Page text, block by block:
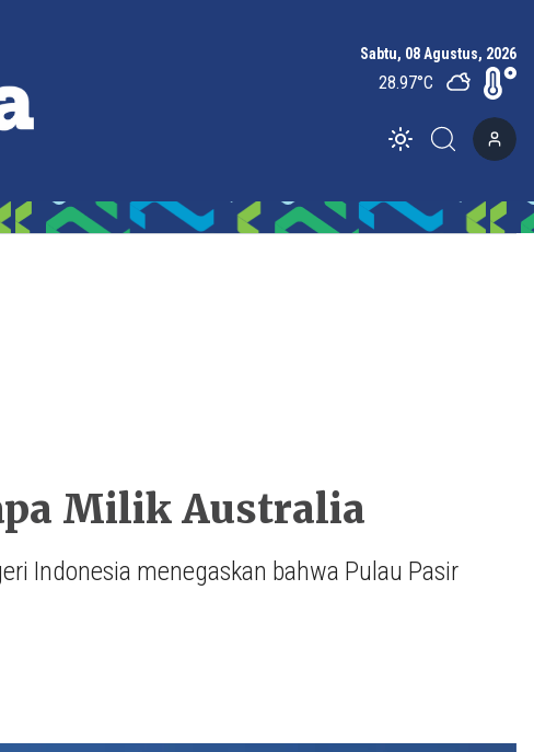
Sabtu, 08 Agustus, 2026
28.97°C
Toggle theme
Milik Australia
Indonesia menegaskan bahwa Pulau Pasir